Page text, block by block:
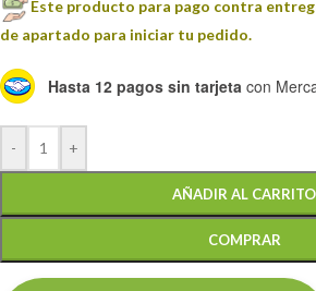
Este producto para pago contra
de apartado para iniciar tu pedido.
Hasta 12 pagos sin tarjeta con
- +
AÑADIR AL CARRITO
COMPRAR